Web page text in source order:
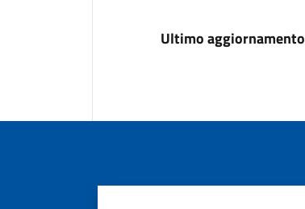
Ultimo aggiornamento